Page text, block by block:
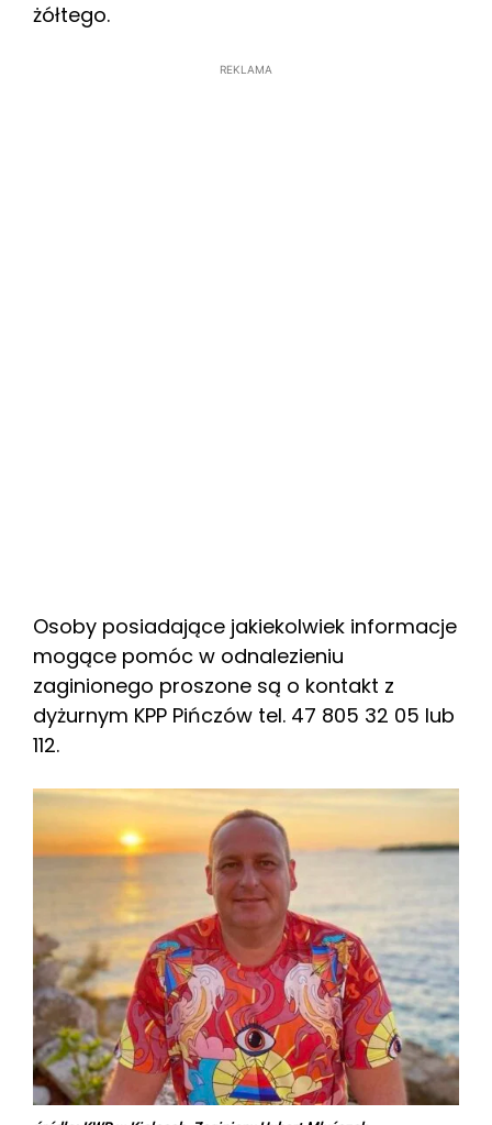
żółtego.
REKLAMA
Osoby posiadające jakiekolwiek informacje
mogące pomóc w odnalezieniu
zaginionego proszone są o kontakt z
dyżurnym KPP Pińczów tel. 47 805 32 05 lub
112.